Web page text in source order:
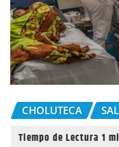
CHOLUTECA